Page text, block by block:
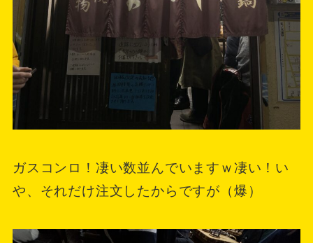
ガスコンロ！凄い数並んでいますｗ凄い！い
や、それだけ注文したからですが（爆）